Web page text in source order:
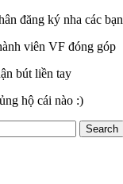
đăng ký nha các bạn
viên VF đóng góp
bút liền tay
hộ cái nào :)